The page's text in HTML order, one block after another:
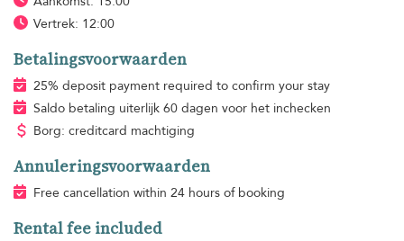
Vertrek: 12:00
Betalingsvoorwaarden
25% deposit payment required to confirm your stay
Saldo betaling uiterlijk 60 dagen voor het inchecken
Borg: creditcard machtiging
Annuleringsvoorwaarden
Free cancellation within 24 hours of booking
Rental fee included